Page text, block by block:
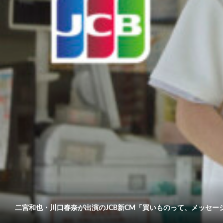
二宮和也・川口春奈が出演のJCB新CM「買いものって、メッセー